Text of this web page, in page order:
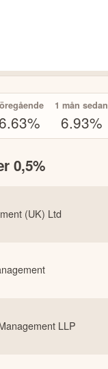
6.63%
1 mån sedan
6.93%
0,5%
(UK) Ltd
LLP